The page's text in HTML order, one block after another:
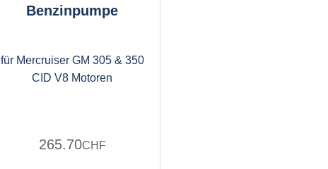
Benzinpumpe
für Mercruiser GM 305 & 350
CID V8 Motoren
265.70CHF